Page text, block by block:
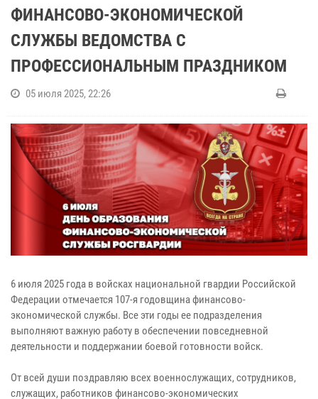
ФИНАНСОВО-ЭКОНОМИЧЕСКОЙ
СЛУЖБЫ ВЕДОМСТВА С
ПРОФЕССИОНАЛЬНЫМ ПРАЗДНИКОМ
05 июля 2025, 22:26
6 июля 2025 года в войсках национальной гвардии Российской
Федерации отмечается 107-я годовщина финансово-
экономической службы. Все эти годы ее подразделения
выполняют важную работу в обеспечении повседневной
деятельности и поддержании боевой готовности войск.
От всей души поздравляю всех военнослужащих, сотрудников,
служащих, работников финансово-экономических